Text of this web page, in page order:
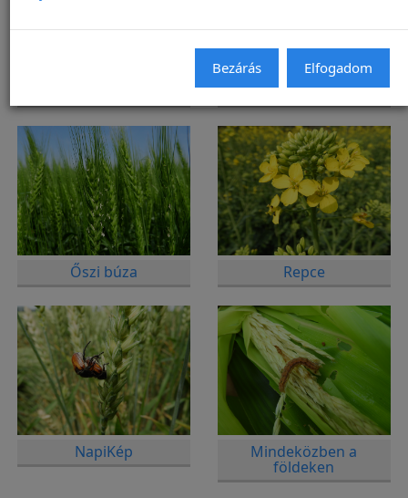
Napraforgó
Őszi búza Repce
NapiKép Mindeközben a
földeken
Bezárás Elfogadom